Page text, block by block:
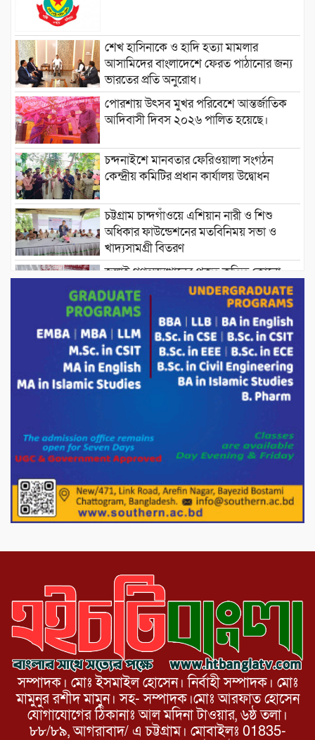
শেখ হাসিনাকে ও হাদি হত্যা মামলার
আসামিদের বাংলাদেশে ফেরত পাঠানোর জন্য
ভারতের প্রতি অনুরোধ।
পোরশায় উৎসব মুখর পরিবেশে আন্তর্জাতিক
আদিবাসী দিবস ২০২৬ পালিত হয়েছে।
চন্দনাইশে মানবতার ফেরিওয়ালা সংগঠন
কেন্দ্রীয় কমিটির প্রধান কার্যালয় উদ্বোধন
চট্টগ্রাম চান্দগাঁওয়ে এশিয়ান নারী ও শিশু
অধিকার ফাউন্ডেশনের মতবিনিময় সভা ও
খাদ্যসামগ্রী বিতরণ
জুলাই গণঅভ্যুত্থানের প্রকৃত কৃতিত্ব কোনো
একক ব্যক্তি বা গোষ্ঠীর নয়; বরং এই কৃতিত্ব
দেশের জনগণের : তথ্য ও সম্প্রচারমন্ত্রী
পোরশার পুরইল সরকারি প্রাথমিক বিদ্যালয়ে
সংসদ সদস্য মোস্তাফিজুর রহমান কে সংবর্ধনা।
পাটগ্রামে ১০০ পিস ইয়াবাসহ দুই মাদক
ড্যাবের ৩৭তম প্রতিষ্ঠাবার্ষিকীতে প্রধানমন্ত্রী
তারেক রহমান।
চন্দনাইশের হাশিমপুর ৪ নং ওয়ার্ডে ৫’শতাধিক
হতদরিদ্র পরিবারের মাঝে খাদ্যসামগ্রী বিতরণ
সম্পাদক। মোঃ ইসমাইল হোসেন। নির্বাহী সম্পাদক। মোঃ
মামুনুর রশীদ মামুন। সহ- সম্পাদক।মোঃ আরফাত হোসেন
যোগাযোগের ঠিকানাঃ আল মদিনা টাওয়ার, ৬ষ্ঠ তলা।
৮৮/৮৯, আগরাবাদ/ এ চট্টগ্রাম। মোবাইলঃ 01835-